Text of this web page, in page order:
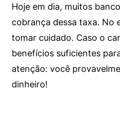
Hoje em dia, muitos
cobrança dessa taxa. No
tomar cuidado. Caso o
benefícios suficientes
atenção: você
dinheiro!